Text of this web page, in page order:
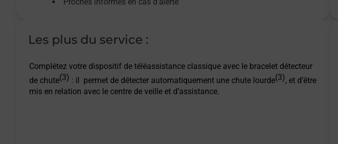
Les plus du service :
Complétez votre dispositif de téléassistance classique avec le bracelet détecteur
de chute(3) : il permet de détecter automatiquement une chute lourde(3), et d’être
mis en relation avec le centre de veille et d’assistance.